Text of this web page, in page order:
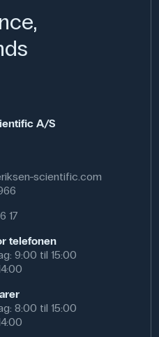
A/S
scientific.com
17
telefonen
9:00 til 15:00
8:00 til 15:00